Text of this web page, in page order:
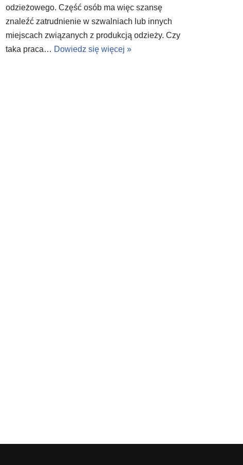
odzieżowego. Część osób ma więc szansę
znaleźć zatrudnienie w szwalniach lub innych
miejscach związanych z produkcją odzieży. Czy
taka praca… Dowiedz się więcej »